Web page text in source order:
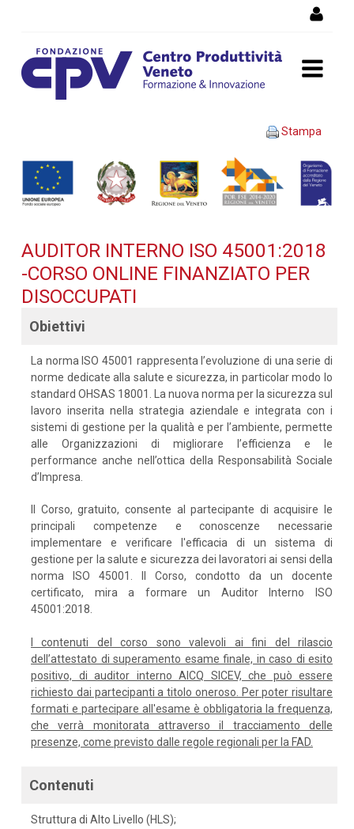
AUDITOR INTERNO ISO
45001:2018 -Corso OnLine
finanziato per disoccupati -
formazione
Stampa
AUDITOR INTERNO ISO 45001:2018
-CORSO ONLINE FINANZIATO PER
DISOCCUPATI
Obiettivi
La norma ISO 45001 rappresenta l’evoluzione di una serie di
norme dedicate alla salute e sicurezza, in particolar modo lo
standard OHSAS 18001. La nuova norma per la sicurezza sul
lavoro inserita nella strategia aziendale e integrata con i
sistemi di gestione per la qualità e per l’ambiente, permette
alle Organizzazioni di migliorare l’efficienza e le
performance anche nell’ottica della Responsabilità Sociale
d’Impresa.
Il Corso, gratuito, consente al partecipante di acquisire le
principali competenze e conoscenze necessarie
implementare e verificare l'efficacia di un sistema di
gestione per la salute e sicurezza dei lavoratori ai sensi della
norma ISO 45001. Il Corso, condotto da un docente
certificato, mira a formare un Auditor Interno ISO
45001:2018.
I contenuti del corso sono valevoli ai fini del rilascio
dell’attestato di superamento esame finale, in caso di esito
positivo, di auditor interno AICQ SICEV, che può essere
richiesto dai partecipanti a titolo oneroso. Per poter risultare
formati e partecipare all'esame è obbligatoria la frequenza,
che verrà monitorata attraverso il tracciamento delle
presenze, come previsto dalle regole regionali per la FAD.
Contenuti
Struttura di Alto Livello (HLS);